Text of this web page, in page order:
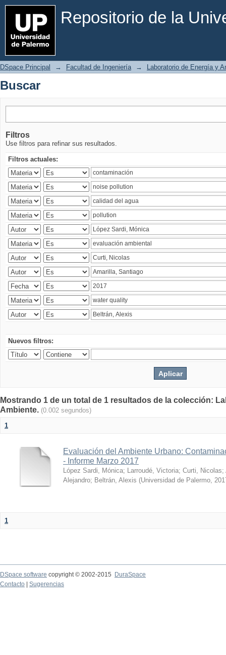
Repositorio de la
Buscar
DSpace Principal → Facultad de Ingeniería → Laboratorio de Energía y
Buscar
Filtros
Use filtros para refinar sus resultados.
Filtros actuales:
Nuevos filtros:
Mostrando 1 de un total de 1 resultados de la colección:
Ambiente. (0.002 segundos)
1
Evaluación del Ambiente Urbano:
- Informe Marzo 2017
López Sardi, Mónica; Larroudé, Victoria; Curti, Nicolas;
Alejandro; Beltrán, Alexis (Universidad de Palermo,
1
DSpace software copyright © 2002-2015
DuraSpace
Contacto
Sugerencias